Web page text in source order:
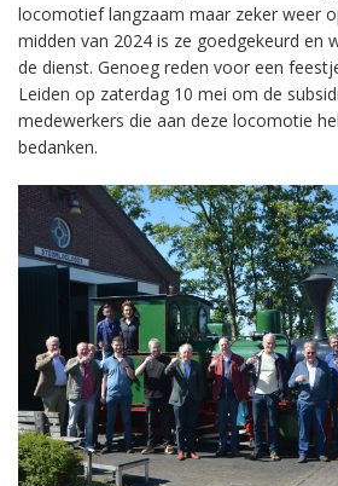
locomotief langzaam maar zeker weer
midden van 2024 is ze goedgekeurd en
de dienst. Genoeg reden voor een
Leiden op zaterdag 10 mei om de
medewerkers die aan deze locomotie
bedanken.